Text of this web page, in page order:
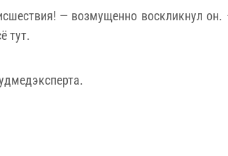
— возмущенно воскликнул он.
тут.